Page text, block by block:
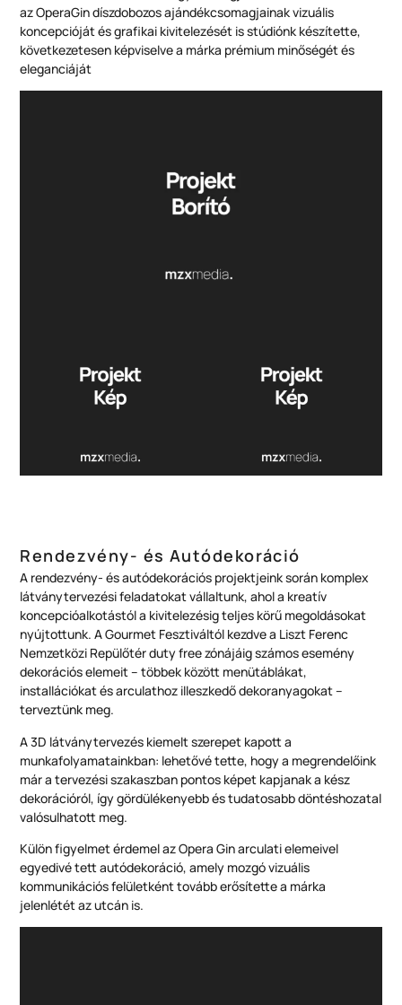
az OperaGin díszdobozos ajándékcsomagjainak vizuális
koncepcióját és grafikai kivitelezését is stúdiónk készítette,
következetesen képviselve a márka prémium minőségét és
eleganciáját
Rendezvény- és Autódekoráció
A rendezvény- és autódekorációs projektjeink során komplex
látványtervezési feladatokat vállaltunk, ahol a kreatív
koncepcióalkotástól a kivitelezésig teljes körű megoldásokat
nyújtottunk. A Gourmet Fesztiváltól kezdve a Liszt Ferenc
Nemzetközi Repülőtér duty free zónájáig számos esemény
dekorációs elemeit – többek között menütáblákat,
installációkat és arculathoz illeszkedő dekoranyagokat –
terveztünk meg.
A 3D látványtervezés kiemelt szerepet kapott a
munkafolyamatainkban: lehetővé tette, hogy a megrendelőink
már a tervezési szakaszban pontos képet kapjanak a kész
dekorációról, így gördülékenyebb és tudatosabb döntéshozatal
valósulhatott meg.
Külön figyelmet érdemel az Opera Gin arculati elemeivel
egyedivé tett autódekoráció, amely mozgó vizuális
kommunikációs felületként tovább erősítette a márka
jelenlétét az utcán is.